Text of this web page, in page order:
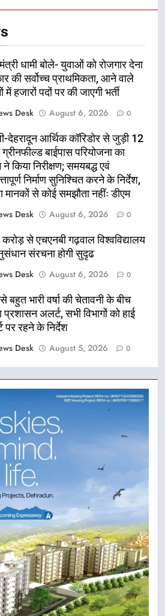
धामी बोले- युवाओं को रोजगार देना
की सर्वोच्च प्राथमिकता, आने वाले
में हजारों पदों पर की जाएगी भर्ती
Desk
August 6, 2026 0
देहरादून आर्थिक कॉरिडोर से जुड़ी 12
ग्रीनफील्ड बाईपास परियोजना का
ने किया निरीक्षण; समयबद्ध एवं
निर्माण सुनिश्चित करने के निर्देश,
मानकों से कोई समझौता नहींः डीएम
Desk
August 6, 2026 0
से एचएनबी गढ़वाल विश्वविद्यालय
संरचना होगी सुदृढ
Desk
August 6, 2026 0
से बहुत भारी वर्षा की चेतावनी के बीच
प्रशासन अलर्ट, सभी विभागों को हाई
पर रहने के निर्देश
Desk
August 5, 2026 0